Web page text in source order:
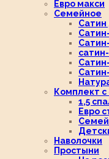
Евро макси
Семейное
Сатин
Комплект
1,5
Евро
Наволочки
Простыни